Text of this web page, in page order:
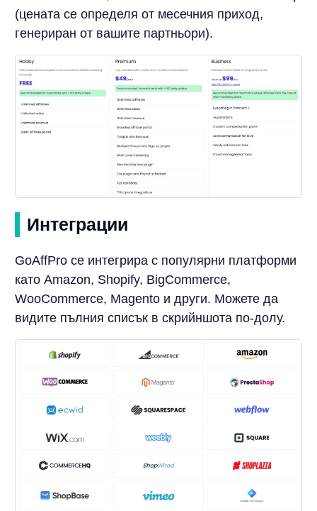
(цената се определя от месечния приход,
генериран от вашите партньори).
Интеграции
GoAffPro се интегрира с популярни платформи
като Amazon, Shopify, BigCommerce,
WooCommerce, Magento и други. Можете да
видите пълния списък в скрийншота по-долу.